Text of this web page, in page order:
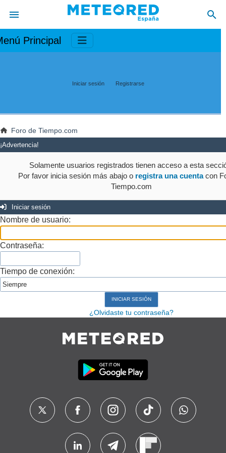
Principal
Iniciar sesión Registrarse
Foro de Tiempo.com
¡Advertencia!
Solamente usuarios registrados tienen acceso a esta
Por favor inicia sesión más abajo o registra una cuentacon
Tiempo.com
Iniciar sesión
Nombre de usuario:
Contraseña:
Tiempo de conexión:
¿Olvidaste tu contraseña?